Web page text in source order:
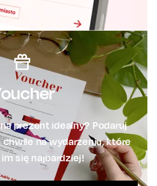
prezent idealny? Podaruj
na wydarzeniu, które
się najbardziej!